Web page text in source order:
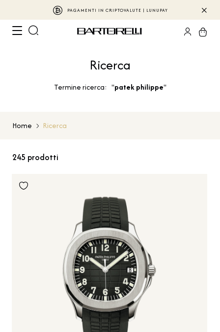
PAGAMENTI IN CRIPTOVALUTE | LUNUPAY
Ricerca
Termine ricerca: "patek philippe"
Home Ricerca
245 prodotti